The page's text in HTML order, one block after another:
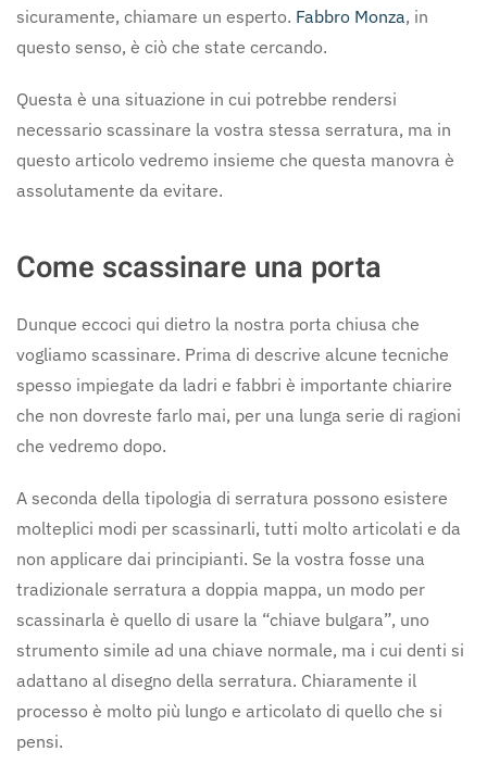
sicuramente, chiamare un esperto. Fabbro Monza, in
questo senso, è ciò che state cercando.
Questa è una situazione in cui potrebbe rendersi
necessario scassinare la vostra stessa serratura, ma in
questo articolo vedremo insieme che questa manovra è
assolutamente da evitare.
Come scassinare una porta
Dunque eccoci qui dietro la nostra porta chiusa che
vogliamo scassinare. Prima di descrive alcune tecniche
spesso impiegate da ladri e fabbri è importante chiarire
che non dovreste farlo mai, per una lunga serie di ragioni
che vedremo dopo.
A seconda della tipologia di serratura possono esistere
molteplici modi per scassinarli, tutti molto articolati e da
non applicare dai principianti. Se la vostra fosse una
tradizionale serratura a doppia mappa, un modo per
scassinarla è quello di usare la “chiave bulgara”, uno
strumento simile ad una chiave normale, ma i cui denti si
adattano al disegno della serratura. Chiaramente il
processo è molto più lungo e articolato di quello che si
pensi.